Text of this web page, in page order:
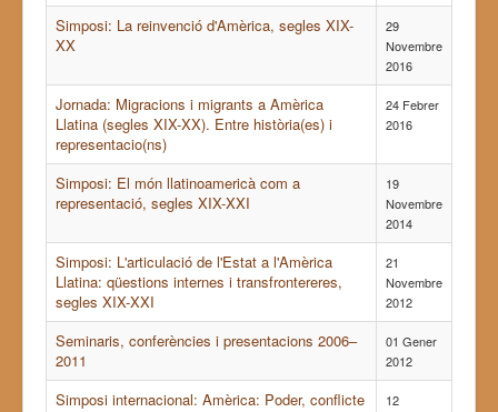
Simposi: La reinvenció d'Amèrica, segles XIX-
XX
29
Novembre
2016
Jornada: Migracions i migrants a Amèrica
Llatina (segles XIX-XX). Entre història(es) i
representacio(ns)
24 Febrer
2016
Simposi: El món llatinoamericà com a
representació, segles XIX-XXI
19
Novembre
2014
Simposi: L'articulació de l'Estat a l'Amèrica
Llatina: qüestions internes i transfrontereres,
segles XIX-XXI
21
Novembre
2012
Seminaris, conferències i presentacions 2006–
2011
01 Gener
2012
Simposi internacional: Amèrica: Poder, conflicte
12